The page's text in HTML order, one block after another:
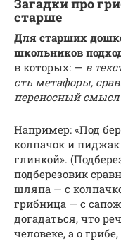
Загадки про
старше
Для старших
школьников
в которых: — в
сть метафоры,
переносный смысл
Например: «Под
колпачок и
глинкой».
подберезовик
шляпа — с
грибница — с
догадаться, что
человеке, а о